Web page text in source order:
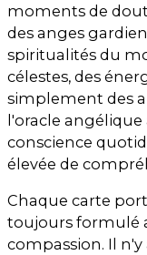
moments de
des anges
spiritualités du
célestes, des
simplement des
l'oracle
conscience
élevée de
Chaque carte
toujours formulé
compassion. Il n'y